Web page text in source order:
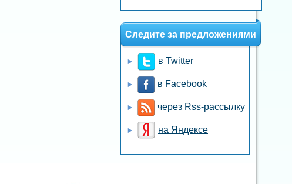
Следите за предложениями
в Twitter
в Facebook
через Rss-рассылку
на Яндексе